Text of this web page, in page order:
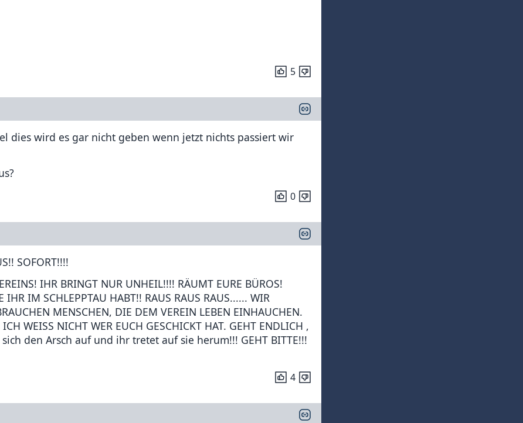
5
dies wird es gar nicht geben wenn jetzt nichts passiert wir
0
SOFORT!!!!
IHR BRINGT NUR UNHEIL!!!! RÄUMT EURE BÜROS!
IM SCHLEPPTAU HABT!! RAUS RAUS RAUS...... WIR
MENSCHEN, DIE DEM VEREIN LEBEN EINHAUCHEN.
WEISS NICHT WER EUCH GESCHICKT HAT. GEHT ENDLICH ,
den Arsch auf und ihr tretet auf sie herum!!! GEHT BITTE!!!
4